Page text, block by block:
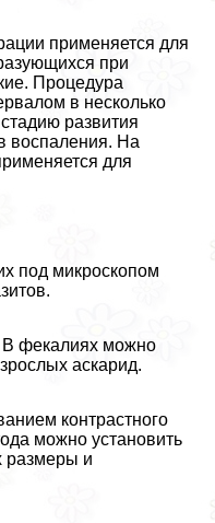
применяется для
при
Процедypa
в несколько
развития
воспаления. На
для
под микроскопом
В фекалиях можно
аскарид.
контрастного
можно установить
размеры и